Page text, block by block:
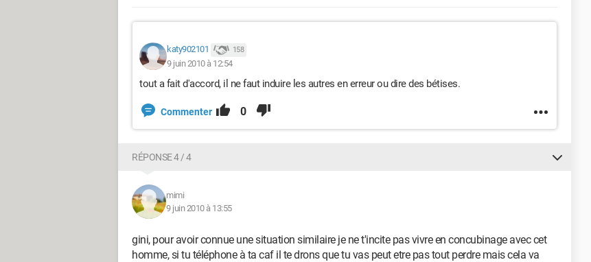
katy902101 158
9 juin 2010 à 12:54
tout a fait d'accord, il ne faut induire les autres en erreur ou dire des bétises.
Commenter 0
RÉPONSE 4 / 4
mimi
9 juin 2010 à 13:55
gini, pour avoir connue une situation similaire je ne t'incite pas vivre en concubinage avec cet
homme, si tu téléphone à ta caf il te drons que tu vas peut etre pas tout perdre mais cela va